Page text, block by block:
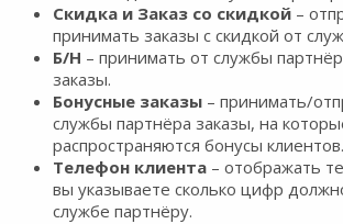
Скидка и Заказ со скидкой –
принимать заказы с скидкой от
Б/Н – принимать от службы
заказы.
Бонусные заказы – принимать/
службы партнёра заказы, на
распространяются бонусы клиентов.
Телефон клиента – отображать
вы указываете сколько цифр
службе партнёру.